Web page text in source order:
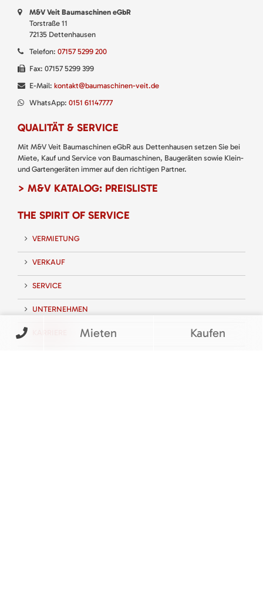
M&V Veit Baumaschinen eGbR
Torstraße 11
72135 Dettenhausen
Telefon: 07157 5299 200
Fax: 07157 5299 399
E-Mail: kontakt@baumaschinen-veit.de
WhatsApp: 0151 61147777
QUALITÄT & SERVICE
Mit M&V Veit Baumaschinen eGbR aus Dettenhausen setzen Sie bei
Miete, Kauf und Service von Baumaschinen, Baugeräten sowie Klein-
und Gartengeräten immer auf den richtigen Partner.
> M&V KATALOG: PREISLISTE
THE SPIRIT OF SERVICE
VERMIETUNG
VERKAUF
SERVICE
UNTERNEHMEN
Mieten Kaufen